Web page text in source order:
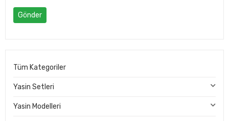
Gönder
Tüm Kategoriler
Yasin Setleri
Yasin Modelleri